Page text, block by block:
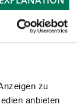
zu
anbieten